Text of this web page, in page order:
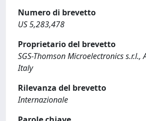
Numero di brevetto
US 5,283,478
Proprietario del brevetto
SGS-Thomson Microelectronics s.r.l.,
Italy
Rilevanza del brevetto
Internazionale